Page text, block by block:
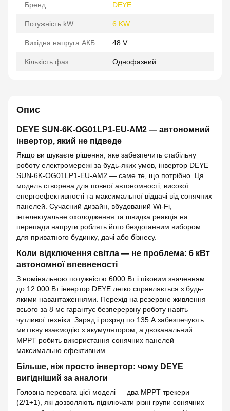
Бренд DEYE
Потужність kW 6 KW
Вихідна напруга АКБ 48 V
Кількість фаз Однофазний
Опис
DEYE SUN-6K-OG01LP1-EU-AM2 — автономний
інвертор, який не підведе
Якщо ви шукаєте рішення, яке забезпечить стабільну
роботу електромережі за будь-яких умов, інвертор DEYE
SUN-6K-OG01LP1-EU-AM2 — саме те, що потрібно. Ця
модель створена для повної автономності, високої
енергоефективності та максимальної віддачі від сонячних
панелей. Сучасний дизайн, вбудований Wi-Fi,
інтелектуальне охолодження та швидка реакція на
перепади напруги роблять його бездоганним вибором
для приватного будинку, дачі або бізнесу.
Коли відключення світла — не проблема: 6 кВт
автономної впевненості
З номінальною потужністю 6000 Вт і піковим значенням
до 12 000 Вт інвертор DEYE легко справляється з будь-
якими навантаженнями. Перехід на резервне живлення
всього за 8 мс гарантує безперервну роботу навіть
чутливої техніки. Заряд і розряд по 135 А забезпечують
миттєву взаємодію з акумулятором, а двоканальний
MPPT робить використання сонячних панелей
максимально ефективним.
Більше, ніж просто інвертор: чому DEYE
вигідніший за аналоги
Головна перевага цієї моделі — два MPPT трекери
(2/1+1), які дозволяють підключати різні групи сонячних